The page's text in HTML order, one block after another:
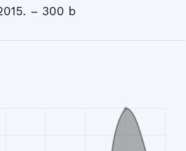
– 300 b